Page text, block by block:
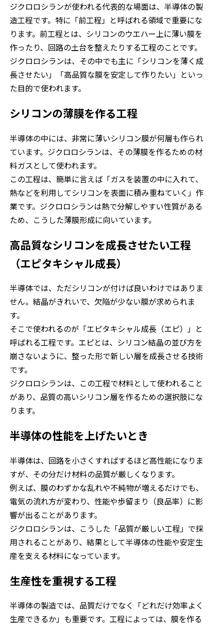
ジクロロシランが使われる代表的な場面は、半導体の製
造工程です。特に「前工程」と呼ばれる領域で重要にな
ります。前工程とは、シリコンのウエハー上に薄い膜を
作ったり、回路の土台を整えたりする工程のことです。
ジクロロシランは、その中でも主に「シリコンを薄く成
長させたい」「高品質な膜を安定して作りたい」といっ
た目的で使われます。
シリコンの薄膜を作る工程
半導体の中には、非常に薄いシリコン膜が何層も作られ
ています。ジクロロシランは、その薄膜を作るための材
料ガスとして使われます。
この工程は、簡単に言えば「ガスを装置の中に入れて、
熱などを利用してシリコンを表面に積み重ねていく」作
業です。ジクロロシランは熱で分解しやすい性質がある
ため、こうした薄膜形成に向いています。
高品質なシリコンを成長させたい工程
（エピタキシャル成長）
半導体では、ただシリコンが付けば良いわけではありま
せん。結晶がきれいで、欠陥が少ない膜が求められま
す。
そこで使われるのが「エピタキシャル成長（エピ）」と
呼ばれる工程です。エピとは、シリコン結晶の並び方を
崩さないように、整った形で新しい層を成長させる技術
です。
ジクロロシランは、この工程で材料として使われること
があり、品質の高いシリコン層を作るための選択肢にな
ります。
半導体の性能を上げたいとき
半導体は、回路を小さくすればするほど高性能になりま
すが、その分だけ材料の品質が厳しくなります。
例えば、膜のわずかな乱れや不純物が増えるだけでも、
電気の流れ方が変わり、性能や歩留まり（良品率）に影
響が出ることがあります。
ジクロロシランは、こうした「品質が厳しい工程」で採
用されることがあり、結果として半導体の性能や安定生
産を支える材料になっています。
生産性を重視する工程
半導体の製造では、品質だけでなく「どれだけ効率よく
生産できるか」も重要です。工程によっては、膜を作る